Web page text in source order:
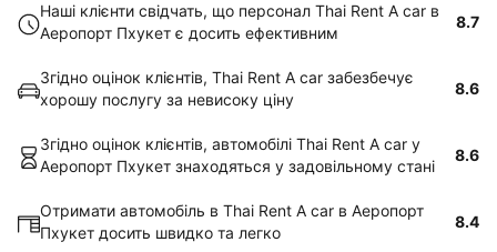
Наші клієнти свідчать, що персонал Thai Rent A car в
Аеропорт Пхукет є досить ефективним
8.7
Згідно оцінок клієнтів, Thai Rent A car забезбечує
хорошу послугу за невисоку ціну
8.6
Згідно оцінок клієнтів, автомобілі Thai Rent A car у
Аеропорт Пхукет знаходяться у задовільному стані
8.6
Отримати автомобіль в Thai Rent A car в Аеропорт
Пхукет досить швидко та легко
8.4